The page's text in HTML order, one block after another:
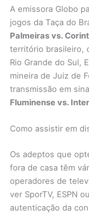
A emissora Globo
jogos da Taça do
Palmeiras vs.
território brasileiro,
Rio Grande do Sul,
mineira de Juiz de
transmissão em
Fluminense vs.
Como assistir em
Os adeptos que
fora de casa têm
operadores de
ver SporTV, ESPN
autenticação da